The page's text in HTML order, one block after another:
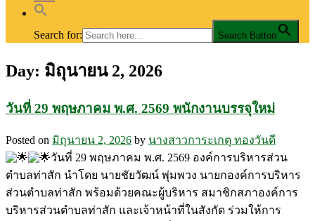
Search for: Search Button
องค์การบริหารส่วนตำบลท่าสัก
อบต.ท่าสัก อ.พิชัย จ.อุตรดิตถ์
Day: มิถุนายน 2, 2026
วันที่ 29 พฤษภาคม พ.ศ. 2569 พนักงานบรรจุใหม่
Posted on มิถุนายน 2, 2026 by นางสาวการะเกตุ ทองวันดี
วันที่ 29 พฤษภาคม พ.ศ. 2569 องค์การบริหารส่วน
ตำบลท่าสัก นำโดย นายชัยวัฒน์ พุ่มพวง นายกองค์การบริหาร
ส่วนตำบลท่าสัก พร้อมด้วยคณะผู้บริหาร สมาชิกสภาองค์การ
บริหารส่วนตำบลท่าสัก และเจ้าหน้าที่ในสังกัด ร่วมให้การ